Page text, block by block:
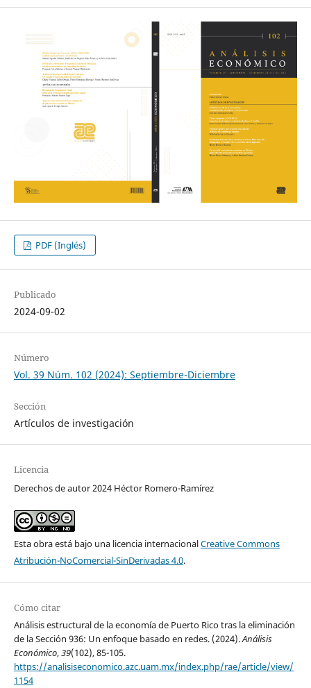
PDF (Inglés)
Publicado
2024-09-02
Número
Vol. 39 Núm. 102 (2024): Septiembre-Diciembre
Sección
Artículos de investigación
Licencia
Derechos de autor 2024 Héctor Romero-Ramírez
Esta obra está bajo una licencia internacionalCreative Commons
Atribución-NoComercial-SinDerivadas 4.0.
Cómo citar
Análisis estructural de la economía de Puerto Rico tras la eliminación
de la Sección 936: Un enfoque basado en redes. (2024).Análisis
Económico,39(102), 85-105.
https://analisiseconomico.azc.uam.mx/index.php/rae/article/view/
1154